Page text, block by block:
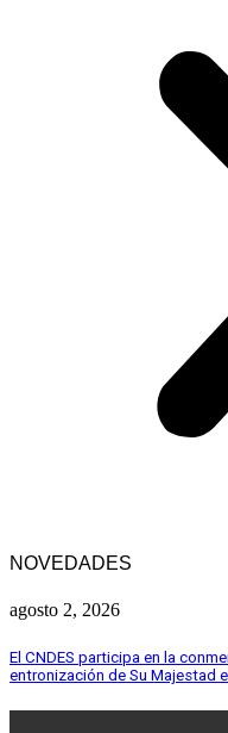
NOVEDADES
agosto 2, 2026
El CNDES participa en la
entronización de Su Majestad